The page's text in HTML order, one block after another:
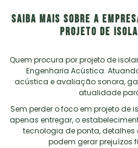
Saiba mais sobre a
projeto de
Quem procura porprojeto de
Engenharia Acústica.
acústica e avaliação sonora,
atualidade
Sem perder o foco em projeto de
apenas entregar, o
tecnologia de ponta,
podem gerar prejuízos